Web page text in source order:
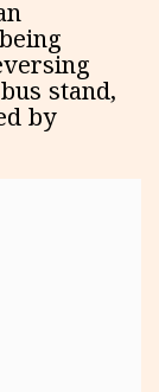
stand,
by